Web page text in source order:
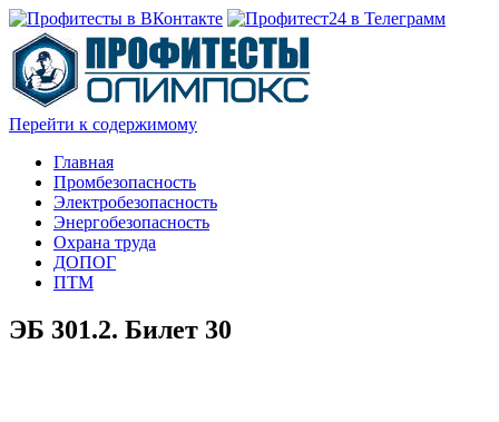
Перейти к содержимому
Главная
Промбезопасность
Электробезопасность
Энергобезопасность
Охрана труда
ДОПОГ
ПТМ
ЭБ 301.2. Билет 30